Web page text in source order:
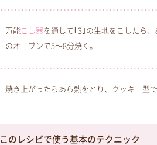
万能こし器を通して｢3｣の生地をこしたら
のオーブンで5～8分焼く。
焼き上がったらあら熱をとり、クッキー型
このレシピで使う基本のテクニック